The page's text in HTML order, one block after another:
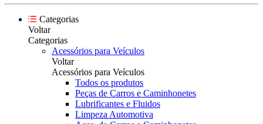
Categorias
Voltar
Categorias
Acessórios para Veículos
Voltar
Acessórios para Veículos
Todos os produtos
Peças de Carros e Caminhonetes
Lubrificantes e Fluidos
Limpeza Automotiva